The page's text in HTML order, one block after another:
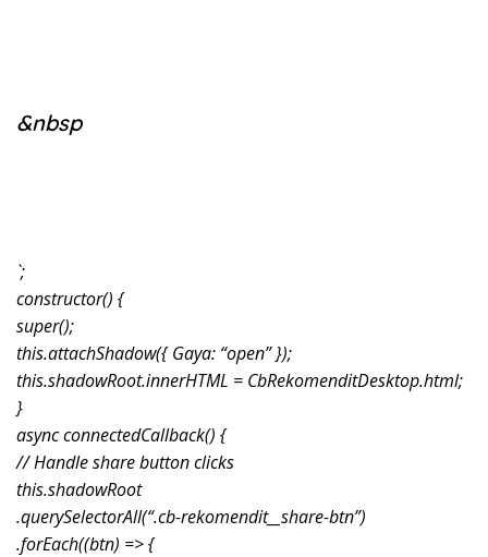
&nbsp
`;
constructor() {
super();
this.attachShadow({ Gaya: “open” });
this.shadowRoot.innerHTML = CbRekomenditDesktop.html;
}
async connectedCallback() {
// Handle share button clicks
this.shadowRoot
.querySelectorAll(“.cb-rekomendit__share-btn”)
.forEach((btn) => {